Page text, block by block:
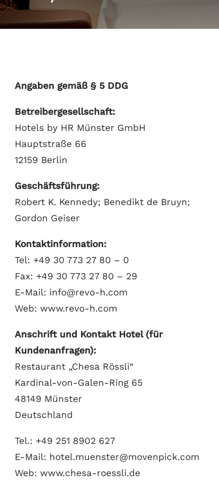
RESERVIERUNG MÖVENPICK RESTAURANT
Angaben gemäß § 5 DDG
Betreibergesellschaft:
Hotels by HR Münster GmbH
Hauptstraße 66
12159 Berlin
Geschäftsführung:
Robert K. Kennedy; Benedikt de Bruyn;
Gordon Geiser
Kontaktinformation:
Tel: +49 30 773 27 80 – 0
Fax: +49 30 773 27 80 – 29
E-Mail: info@revo-h.com
Web: www.revo-h.com
Anschrift und Kontakt Hotel (für
Kundenanfragen):
Restaurant „Chesa Rössli“
Kardinal-von-Galen-Ring 65
48149 Münster
Deutschland
Tel.: +49 251 8902 627
E-Mail: hotel.muenster@movenpick.com
Web: www.chesa-roessli.de